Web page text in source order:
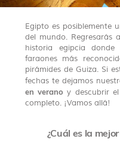
Egipto es posiblemente
del mundo. Regresarás
historia egipcia
faraones más
pirámides de Guiza. Si
fechas te dejamos
en verano y descubrir
completo. ¡Vamos allá!
¿Cuál es la